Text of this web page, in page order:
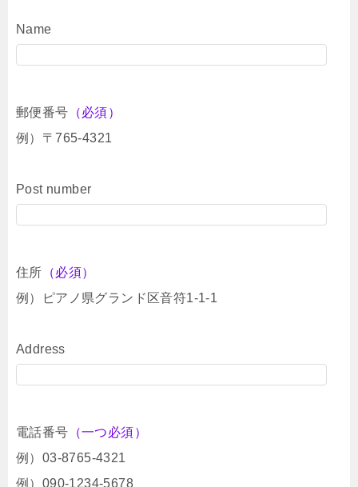
Name
郵便番号 （必須）
例）〒765-4321
Post number
住所 （必須）
例）ピアノ県グランド区音符1-1-1
Address
電話番号 （一つ必須）
例）03-8765-4321
例）090-1234-5678